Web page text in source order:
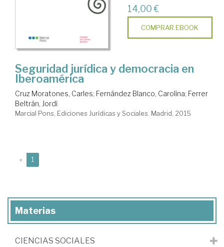
14,00 €
COMPRAR EBOOK
Seguridad jurídica y democracia en
Iberoamérica
Cruz Moratones, Carles; Fernández Blanco, Carolina; Ferrer
Beltrán, Jordi
Marcial Pons, Ediciones Jurídicas y Sociales. Madrid, 2015
« 1
Materias
CIENCIAS SOCIALES